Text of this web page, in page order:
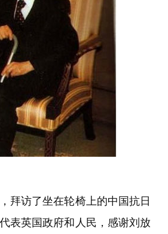
拜访了坐在轮椅上的中国抗日
表英国政府和人民，感谢刘放